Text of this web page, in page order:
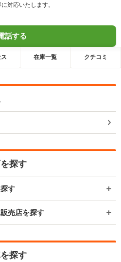
対応いたします。
話する
在庫一覧 クチコミ
探す
す
売店を探す
探す